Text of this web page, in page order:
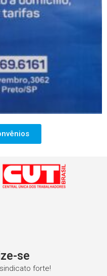
se
forte!